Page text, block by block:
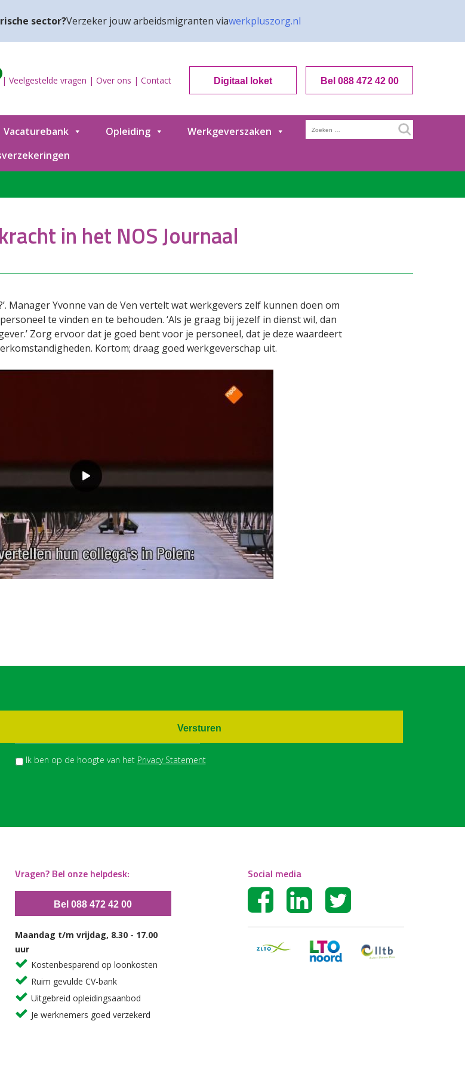
sector?Verzeker jouw arbeidsmigranten viawerkpluszorg.nl
| Veelgestelde vragen | Over ons | Contact Digitaal loket Bel 088 472 42 00
Vacaturebank Opleiding
Werkgeverszaken
Zoeken
naar:
in het NOS Journaal
Manager Yvonne van de Ven vertelt wat werkgevers zelf kunnen doen om
te vinden en te behouden. ‘Als je graag bij jezelf in dienst wil, dan
Zorg ervoor dat je goed bent voor je personeel, dat je deze waardeert
Kortom; draag goed werkgeverschap uit.
Ik ben op de hoogte van het Privacy Statement
Versturen
Vragen? Bel onze helpdesk:
Bel 088 472 42 00
Maandag t/m vrijdag, 8.30 - 17.00
uur
Kostenbesparend op loonkosten
Ruim gevulde CV-bank
Uitgebreid opleidingsaanbod
Je werknemers goed verzekerd
Social media